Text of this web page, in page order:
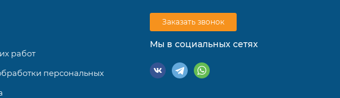
работ
персональных
Заказать звонок
Мы в социальных сетях